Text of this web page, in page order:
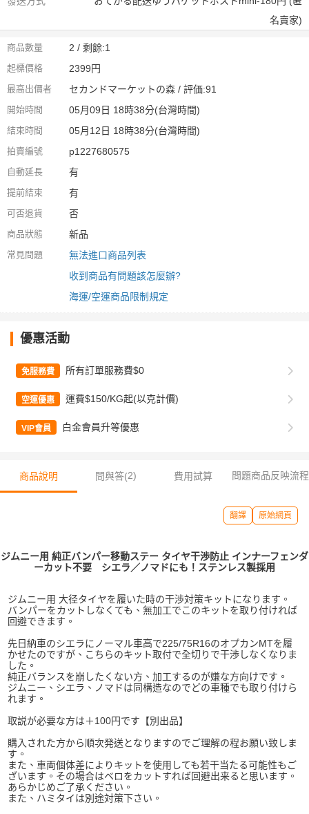
名賣家)
商品數量 2 / 剩餘:1
起標價格 2399円
最高出價者 セカンドマーケットの森 / 評価:91
開始時間 05月09日 18時38分(台灣時間)
結束時間 05月12日 18時38分(台灣時間)
拍賣編號 p1227680575
自動延長 有
提前結束 有
可否退貨 否
商品狀態 新品
常見問題
無法進口商品列表
收到商品有問題該怎麼辦?
海運/空運商品限制規定
優惠活動
免服務費 所有訂單服務費$0
空運優惠 運費$150/KG起(以克計價)
VIP會員 白金會員升等優惠
商品說明 問與答(2) 費用試算 問題商品反映流程
翻譯 原始網頁
ジムニー用 純正バンパー移動ステー タイヤ干渉防止 インナーフェンダ
ーカット不要 シエラ／ノマドにも！ステンレス製採用
ジムニー用 大径タイヤを履いた時の干渉対策キットになります。
バンパーをカットしなくても、無加工でこのキットを取り付ければ
回避できます。
先日納車のシエラにノーマル車高で225/75R16のオプカンMTを履
かせたのですが、こちらのキット取付で全切りで干渉しなくなりま
した。
純正バランスを崩したくない方、加工するのが嫌な方向けです。
ジムニー、シエラ、ノマドは同構造なのでどの車種でも取り付けら
れます。
取説が必要な方は＋100円です【別出品】
購入された方から順次発送となりますのでご理解の程お願い致しま
す。
また、車両個体差によりキットを使用しても若干当たる可能性もご
ざいます。その場合はベロをカットすれば回避出来ると思います。
あらかじめご了承ください。
また、ハミタイは別途対策下さい。